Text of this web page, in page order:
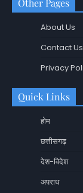
Other Pages
About Us
Contact Us
Privacy
Quick Links
होम
छत्तीसगढ़
देश-विदेश
अपराध